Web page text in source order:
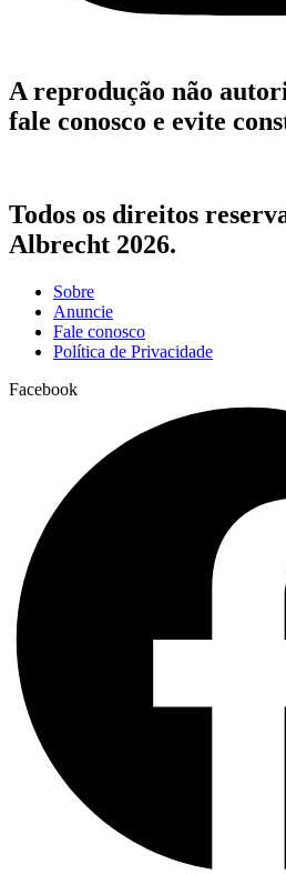
A reprodução não
fale conosco e evite
Todos os direitos
Albrecht 2026.
Sobre
Anuncie
Fale conosco
Política de Privacidade
Facebook